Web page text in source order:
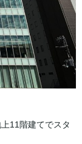
11階建てでスタ